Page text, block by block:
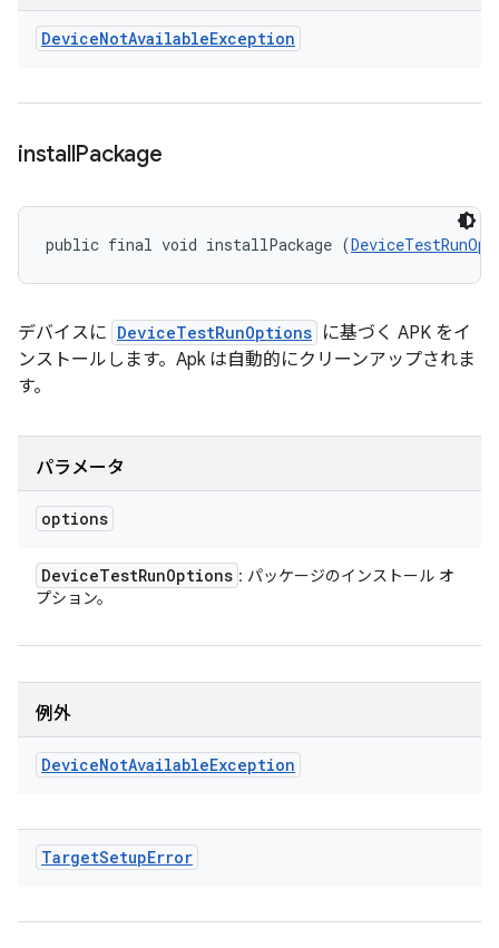
DeviceNotAvailableException
installPackage
public final void installPackage (
デバイスに DeviceTestRunOptions に基づく APK をイ
ンストールします。Apk は自動的にクリーンアップされま
す。
パラメータ
options
DeviceTestRunOptions : パッケージのインストール オ
プション。
例外
DeviceNotAvailableException
TargetSetupError